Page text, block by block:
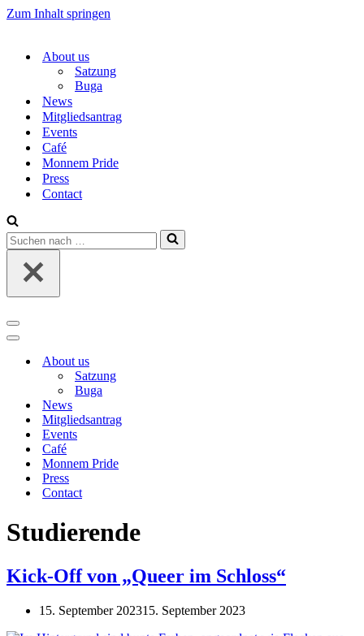
Zum Inhalt springen
About us
Satzung
Buga
News
Mitgliedsantrag
Events
Café
Monnem Pride
Press
Contact
Suchen
nach …
Navigations-
Menü
Navigations-
About us
Satzung
Buga
News
Mitgliedsantrag
Events
Café
Monnem Pride
Press
Contact
Studierende
Kick-Off von „Queer im Schloss“
15. September 202315. September 2023